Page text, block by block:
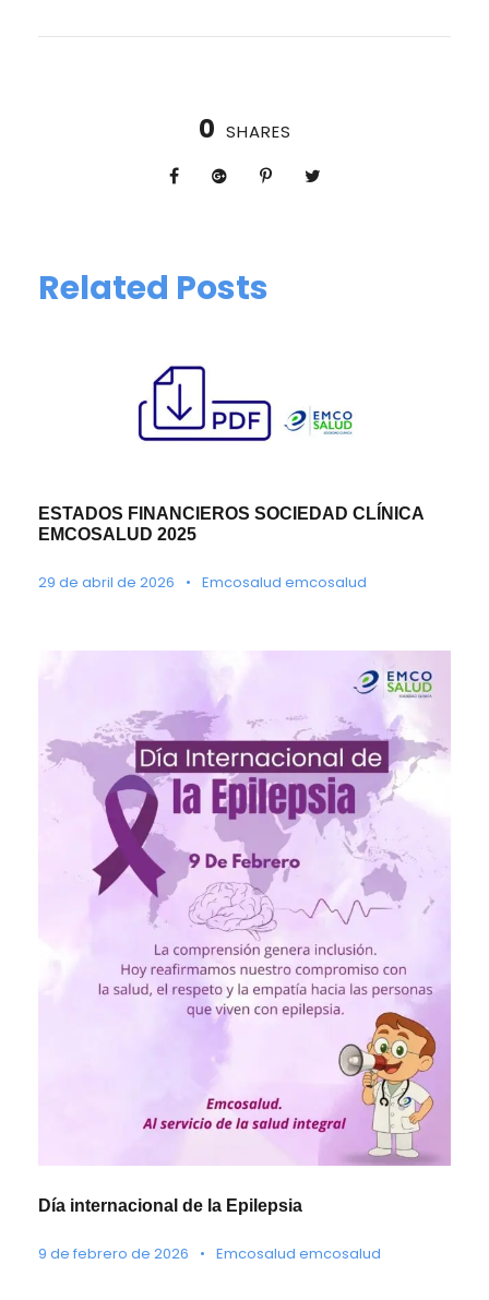
0 SHARES
Related Posts
ESTADOS FINANCIEROS SOCIEDAD CLÍNICA
EMCOSALUD 2025
29 de abril de 2026 • Emcosalud emcosalud
Día internacional de la Epilepsia
9 de febrero de 2026 • Emcosalud emcosalud